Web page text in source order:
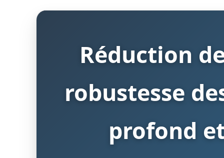
Réduction
robustesse
profond